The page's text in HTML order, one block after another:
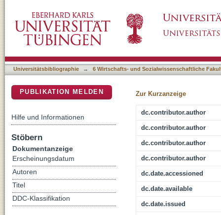
school children's public speaking skills and
Universitätsbibliographie → 6 Wirtschafts- und Sozialwissenschaftliche
Zur Kurzanzeige
dc.contributor.author
dc.contributor.author
dc.contributor.author
dc.contributor.author
dc.date.accessioned
dc.date.available
dc.date.issued
PUBLIKATION MELDEN
Hilfe und Informationen
Stöbern
Dokumentanzeige
Erscheinungsdatum
Autoren
Titel
DDC-Klassifikation